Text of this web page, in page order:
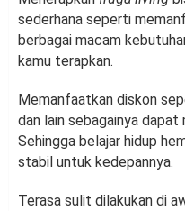
sederhana seperti
berbagai macam
kamu terapkan.
Memanfaatkan diskon
dan lain sebagainya
Sehingga belajar hidup
stabil untuk kedepannya.
Terasa sulit dilakukan di